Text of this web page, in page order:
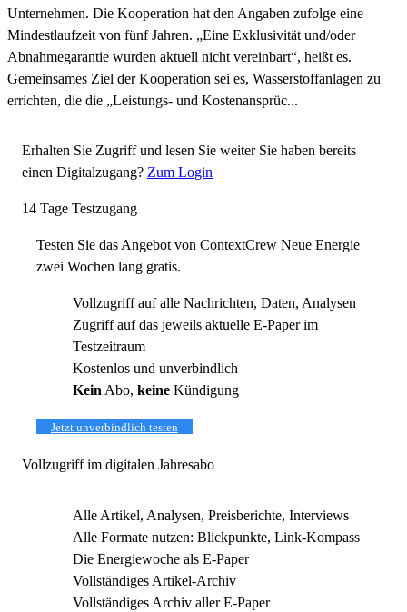
Unternehmen. Die Kooperation hat den Angaben zufolge eine
Mindestlaufzeit von fünf Jahren. „Eine Exklusivität und/oder
Abnahmegarantie wurden aktuell nicht vereinbart“, heißt es.
Gemeinsames Ziel der Kooperation sei es, Wasserstoffanlagen zu
errichten, die die „Leistungs- und Kostenansprüc...
Erhalten Sie Zugriff und lesen Sie weiter Sie haben bereits
einen Digitalzugang? Zum Login
14 Tage Testzugang
Testen Sie das Angebot von ContextCrew Neue Energie
zwei Wochen lang gratis.
Vollzugriff auf alle Nachrichten, Daten, Analysen
Zugriff auf das jeweils aktuelle E-Paper im
Testzeitraum
Kostenlos und unverbindlich
Kein Abo, keine Kündigung
Jetzt unverbindlich testen
Vollzugriff im digitalen Jahresabo
Alle Artikel, Analysen, Preisberichte, Interviews
Alle Formate nutzen: Blickpunkte, Link-Kompass
Die Energiewoche als E-Paper
Vollständiges Artikel-Archiv
Vollständiges Archiv aller E-Paper